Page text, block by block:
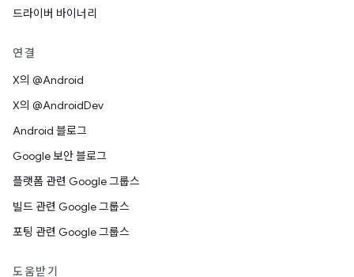
드라이버 바이너리
연결
X의 @Android
X의 @AndroidDev
Android 블로그
Google 보안 블로그
플랫폼 관련 Google 그룹스
빌드 관련 Google 그룹스
포팅 관련 Google 그룹스
도움받기